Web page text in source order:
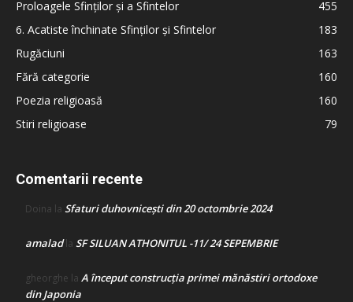
Proloagele Sfinților și a Sfintelor
455
6. Acatiste închinate Sfinților și Sfintelor
183
Rugăciuni
163
Fără categorie
160
Poezia religioasă
160
Stiri religioase
79
Comentarii recente
Doina la Sfaturi duhovnicești din 20 octombrie 2024
amaladla SF SILUAN ATHONITUL -11/ 24 SEPEMBRIE
gheorghe la A început construcţia primei mănăstiri ortodoxe
din Japonia